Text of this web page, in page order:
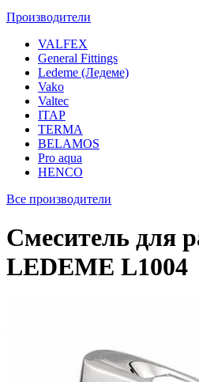
Производители
VALFEX
General Fittings
Ledeme (Ледеме)
Vako
Valtec
ITAP
TERMA
BELAMOS
Pro aqua
HENCO
Все производители
Смеситель для
LEDEME L1004